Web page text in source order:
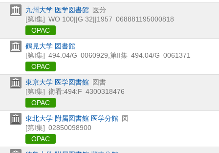
九州大学 医学図書館 医分
[第I集] WO 100||G 32||1957 068881195000818
OPAC
鶴見大学 図書館
[第I集] 494.04/G 0060929 第II集 494.04/G 0061371
OPAC
東京大学 医学図書館 図書
[第I集] 衛看:494:F 4300318476
OPAC
東北大学 附属図書館 医学分館 図
[第I集] 02850098900
OPAC